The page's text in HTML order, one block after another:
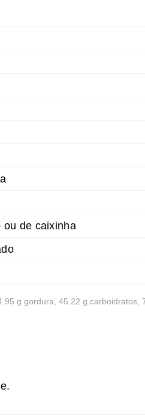
ou de caixinha
g gordura, 45.22 g carboidratos,